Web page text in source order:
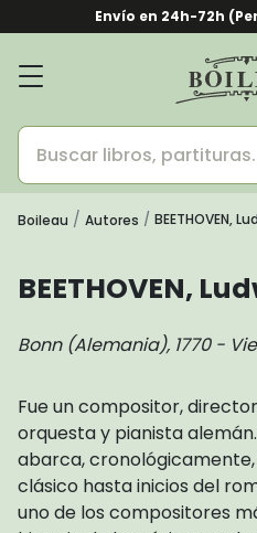
Envío en 24h-72h
Boileau Autores BEETHOVEN,
BEETHOVEN,
Bonn (Alemania), 1770 -
Fue un compositor,
orquesta y pianista
abarca,
clásico hasta inicios del
uno de los compositores